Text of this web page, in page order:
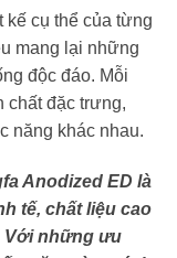
kế cụ thể của từng
mang lại những
độc đáo. Mỗi
chất đặc trưng,
năng khác nhau.
Anodized ED là
tế, chất liệu cao
Với những ưu